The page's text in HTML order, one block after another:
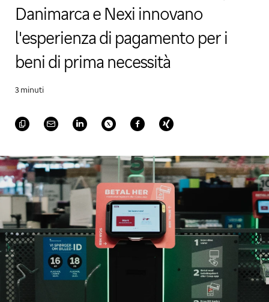
Danimarca e Nexi innovano
l'esperienza di pagamento per i
beni di prima necessità
3 minuti